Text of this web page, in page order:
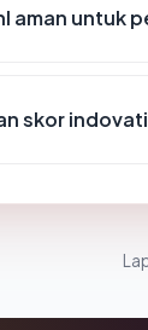
aman untuk
skor